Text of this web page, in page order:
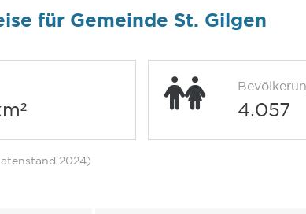
für Gemeinde St. Gilgen
4.057
2024)